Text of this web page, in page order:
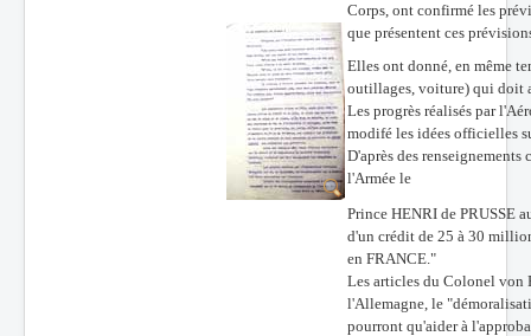
Corps, ont confirmé les
que présentent ces
Elles ont donné, en même
outillages, voiture) qui doit
Les progrès réalisés par
modifé les idées officielles
D'après des
l'Armée le
Prince HENRI de PRUSSE
d'un crédit de 25 à 30
en FRANCE."
Les articles du Colonel von
l'Allemagne, le
pourront qu'aider à